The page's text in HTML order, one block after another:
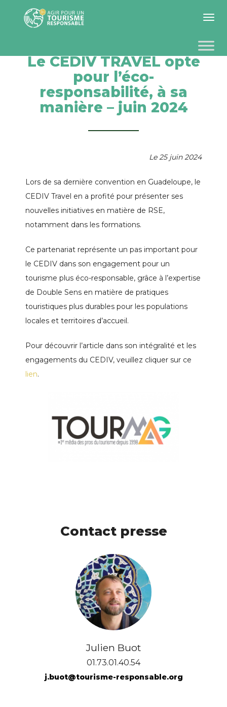
Toggle
Le CEDIV TRAVEL opte
pour l’éco-
responsabilité, à sa
manière – juin 2024
Le 25 juin 2024
Lors de sa dernière convention en Guadeloupe, le
CEDIV Travel en a profité pour présenter ses
nouvelles initiatives en matière de RSE,
notamment dans les formations.
Ce partenariat représente un pas important pour
le CEDIV dans son engagement pour un
tourisme plus éco-responsable, grâce à l’expertise
de Double Sens en matière de pratiques
touristiques plus durables pour les populations
locales et territoires d’accueil.
Pour découvrir l’article dans son intégralité et les
engagements du CEDIV, veuillez cliquer sur ce
lien.
Contact presse
Julien Buot
01.73.01.40.54
j.buot@tourisme-responsable.org